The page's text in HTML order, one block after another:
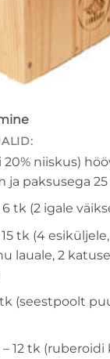
niiskus)
ja paksusega
tk (2 igale
tk (4
lauale, 2
tk (seestpoolt
12 tk